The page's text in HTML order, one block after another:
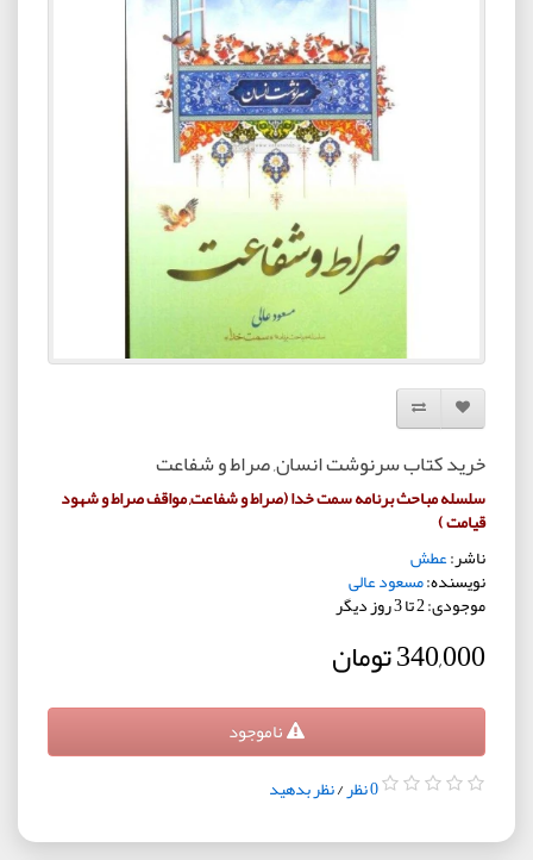
افزودن به لیست دلخواه
مقایسه این محصول
خرید کتاب سرنوشت انسان, صراط و شفاعت
سلسله مباحث برنامه سمت خدا (صراط و شفاعت, مواقف صراط و شهود
قیامت )
ناشر:عطش
نویسنده:مسعود عالی
موجودی: 2 تا 3 روز دیگر
340,000 تومان
ناموجود
0 نظر /نظر بدهید